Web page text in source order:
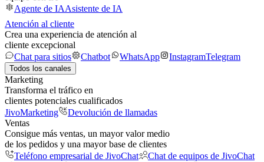
Agente de IAAsistente de IA
Atención al cliente
Crea una experiencia de atención al
cliente excepcional
Chat para sitios
Chatbot WhatsApp InstagramTelegram
Todos los canales
Marketing
Transforma el tráfico en
clientes potenciales cualificados
JivoMarketing
Devolución de llamadas
Ventas
Consigue más ventas, un mayor valor medio
de los pedidos y una mayor base de clientes
Teléfono empresarial de JivoChat
Chat de equipos de JivoChat